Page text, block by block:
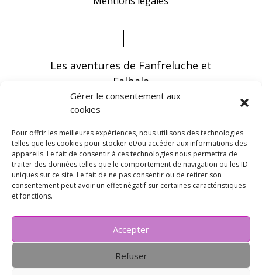
Gérer le consentement aux
cookies
Pour offrir les meilleures expériences, nous utilisons des technologies
telles que les cookies pour stocker et/ou accéder aux informations des
appareils. Le fait de consentir à ces technologies nous permettra de
traiter des données telles que le comportement de navigation ou les ID
uniques sur ce site. Le fait de ne pas consentir ou de retirer son
consentement peut avoir un effet négatif sur certaines caractéristiques
et fonctions.
Accepter
Refuser
Les aventures de Fanfreluche et
Falbala
Vous pouvez recevoir les dernières infos en
vous abonnant à notre newsletter